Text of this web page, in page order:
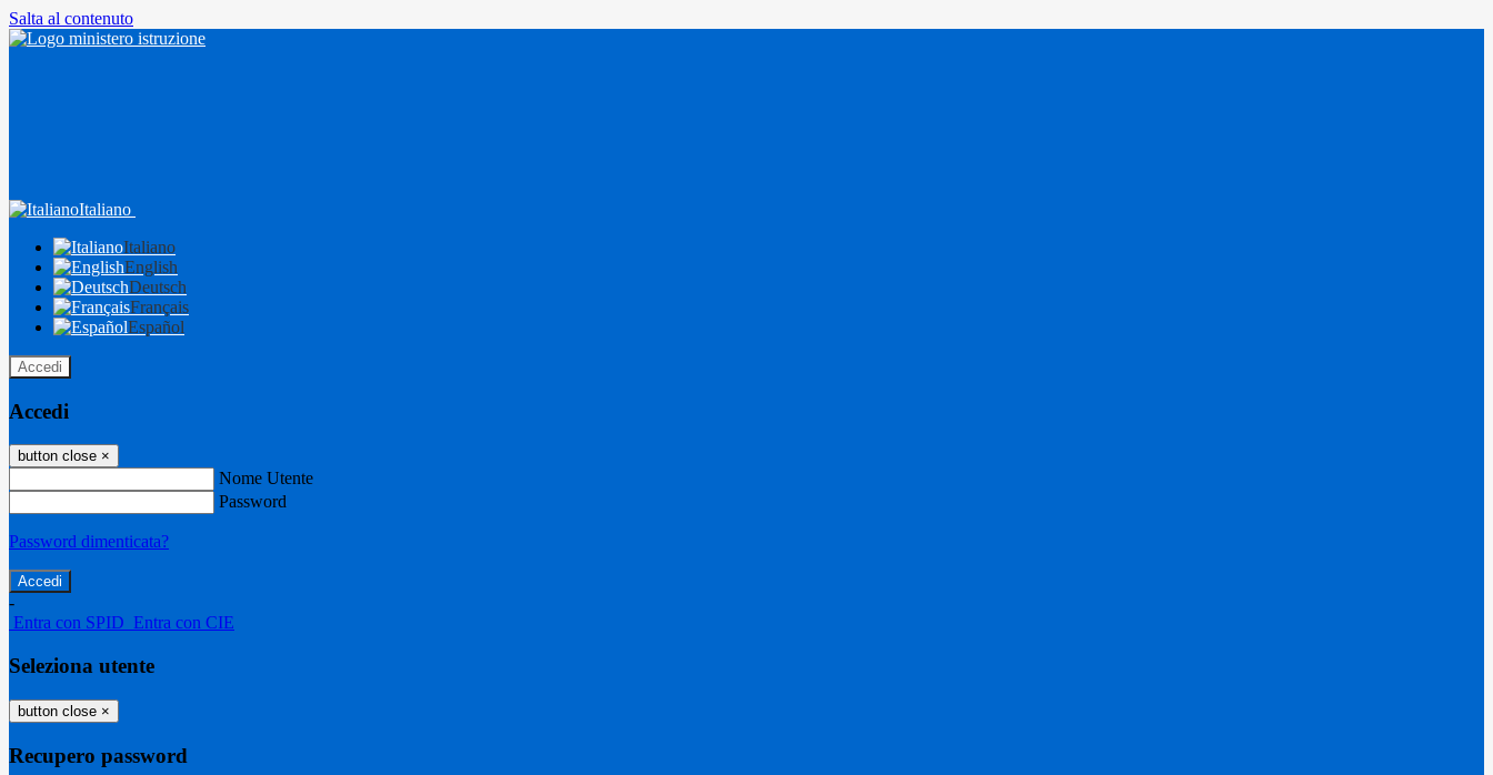
Salta al contenuto
Italiano
Italiano
English
Deutsch
Français
Español
Accedi
Accedi
button close ×
Nome Utente
Password
Password dimenticata?
-
Entra con SPID Entra con CIE
Seleziona utente
button close ×
Recupero password